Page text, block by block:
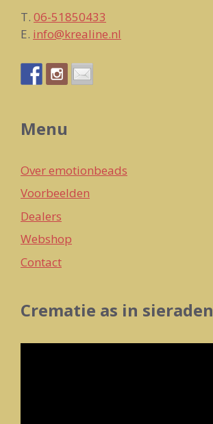
T. 06-51850433
E. info@krealine.nl
Menu
Over emotionbeads
Voorbeelden
Dealers
Webshop
Contact
Crematie as in sieraden